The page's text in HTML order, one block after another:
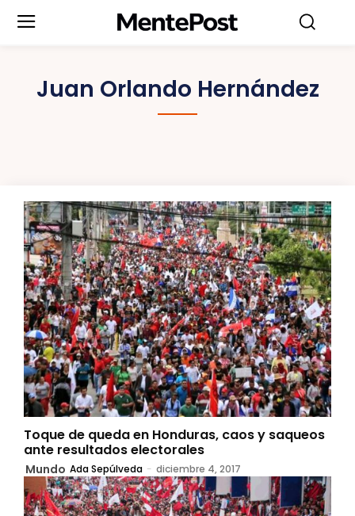
Juan Orlando Hernández
Toque de queda en Honduras, caos y saqueos
ante resultados electorales
Mundo Ada Sepúlveda - diciembre 4, 2017